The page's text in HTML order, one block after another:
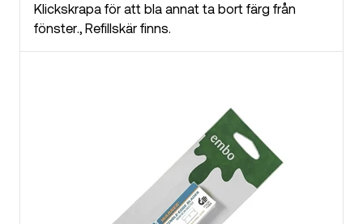
Klickskrapa för att bla annat ta bort färg från
fönster., Refillskär finns.